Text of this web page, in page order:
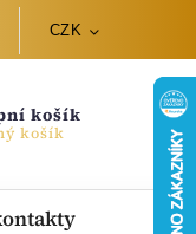
CZK
košík
košík